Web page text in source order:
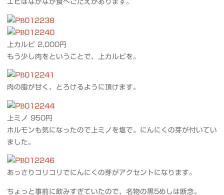
エビはなかなか食べごたえがあります。
上カルビ 2,000円
もう少し肉をということで、上カルビを。
肉の脂が甘く、とろけるように頂けます。
上ミノ 950円
ホルモンも気になったので上ミノを塩で。にんにくの芽が付いてい
ました。
あっさりコリコリでにんにくの芽がアクセントになります。
ちょっと事前に飲みすぎていたので、名物の黒5めしは断念。